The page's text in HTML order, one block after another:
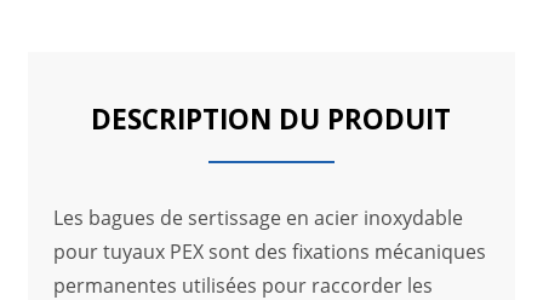
DESCRIPTION DU PRODUIT
Les bagues de sertissage en acier inoxydable
pour tuyaux PEX sont des fixations mécaniques
permanentes utilisées pour raccorder les